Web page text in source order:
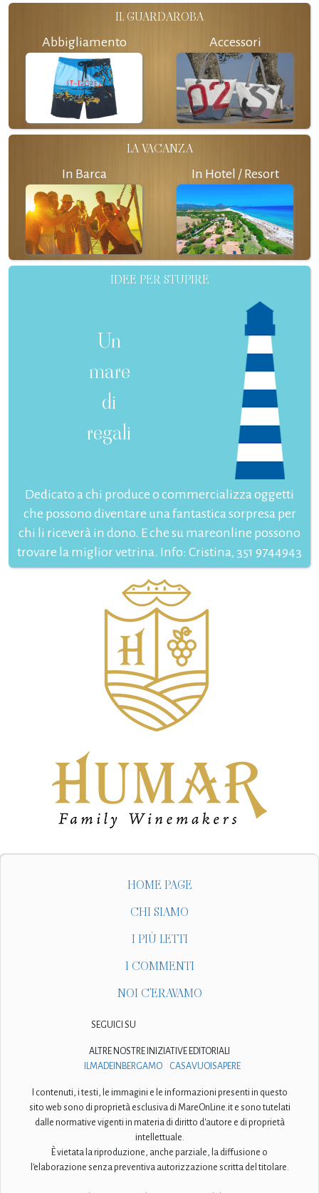
IL GUARDAROBA
Abbigliamento Accessori
LA VACANZA
In Barca In Hotel / Resort
IDEE PER STUPIRE
Un
mare
di
regali
Dedicato a chi produce o commercializza oggetti
che possono diventare una fantastica sorpresa per
chi li riceverà in dono. E che su mareonline possono
trovare la miglior vetrina. Info: Cristina, 351 9744943
HOME PAGE
CHI SIAMO
I PIÙ LETTI
I COMMENTI
NOI C'ERAVAMO
SEGUICI SU
ALTRE NOSTRE INIZIATIVE EDITORIALI
ILMADEINBERGAMO
CASAVUOISAPERE
I contenuti, i testi, le immagini e le informazioni presenti in questo
sito web sono di proprietà esclusiva di MareOnLine.it e sono tutelati
dalle normative vigenti in materia di diritto d'autore e di proprietà
intellettuale.
È vietata la riproduzione, anche parziale, la diffusione o
l'elaborazione senza preventiva autorizzazione scritta del titolare.